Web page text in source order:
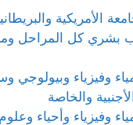
الأمريكية
كل المراحل
وفيزياء وبيولوجي
والخاصة
وفيزياء وأحياء وعلوم